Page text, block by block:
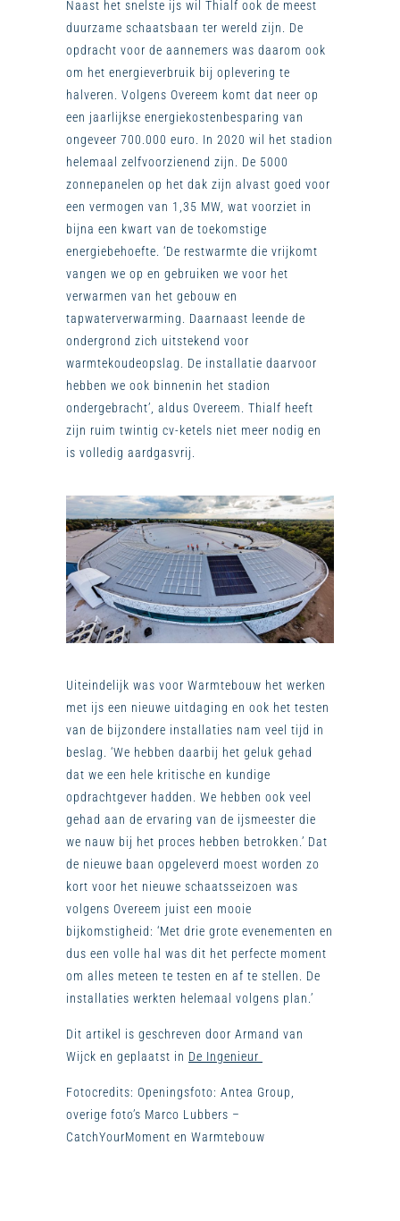
Naast het snelste ijs wil Thialf ook de meest
duurzame schaatsbaan ter wereld zijn. De
opdracht voor de aannemers was daarom ook
om het energieverbruik bij oplevering te
halveren. Volgens Overeem komt dat neer op
een jaarlijkse energiekostenbesparing van
ongeveer 700.000 euro. In 2020 wil het stadion
helemaal zelfvoorzienend zijn. De 5000
zonnepanelen op het dak zijn alvast goed voor
een vermogen van 1,35 MW, wat voorziet in
bijna een kwart van de toekomstige
energiebehoefte. ‘De restwarmte die vrijkomt
vangen we op en gebruiken we voor het
verwarmen van het gebouw en
tapwaterverwarming. Daarnaast leende de
ondergrond zich uitstekend voor
warmtekoudeopslag. De installatie daarvoor
hebben we ook binnenin het stadion
ondergebracht’, aldus Overeem. Thialf heeft
zijn ruim twintig cv-ketels niet meer nodig en
is volledig aardgasvrij.
Uiteindelijk was voor Warmtebouw het werken
met ijs een nieuwe uitdaging en ook het testen
van de bijzondere installaties nam veel tijd in
beslag. ‘We hebben daarbij het geluk gehad
dat we een hele kritische en kundige
opdrachtgever hadden. We hebben ook veel
gehad aan de ervaring van de ijsmeester die
we nauw bij het proces hebben betrokken.’ Dat
de nieuwe baan opgeleverd moest worden zo
kort voor het nieuwe schaatsseizoen was
volgens Overeem juist een mooie
bijkomstigheid: ‘Met drie grote evenementen en
dus een volle hal was dit het perfecte moment
om alles meteen te testen en af te stellen. De
installaties werkten helemaal volgens plan.’
Dit artikel is geschreven door Armand van
Wijck en geplaatst in De Ingenieur
Fotocredits: Openingsfoto: Antea Group,
overige foto’s Marco Lubbers –
CatchYourMoment en Warmtebouw